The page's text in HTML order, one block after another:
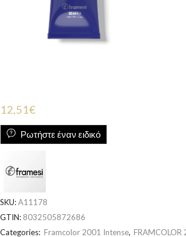
12,51€
Ρωτήστε έναν ειδικό
SKU:A11178
GTIN: 8032505872686
Categories: Framcolor 2001 Intense, FRAMCOLOR